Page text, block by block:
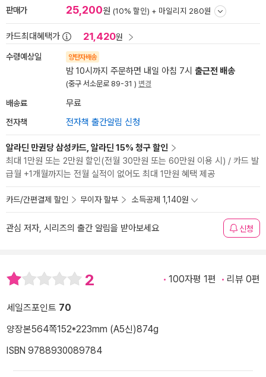
판매가 25,200원 (10% 할인) + 마일리지 280원
카드최대혜택가 21,420원
수령예상일 양탄자배송
밤 10시까지 주문하면 내일 아침 7시 출근전 배송
(중구 서소문로 89-31 ) 변경
배송료 무료
전자책 전자책 출간알림 신청
알라딘 만권당 삼성카드, 알라딘 15% 청구 할인
최대 1만원 또는 2만원 할인(전월 30만원 또는 60만원 이용 시) / 카드 발
급월 +1개월까지는 전월 실적이 없어도 최대 1만원 혜택 제공
카드/간편결제 할인 무이자 할부 소득공제 1,140원
관심 저자, 시리즈의 출간 알림을 받아보세요 신청
2 100자평 1편 리뷰 0편
세일즈포인트 70
양장본564쪽152*223mm (A5신)874g
ISBN 9788930089784